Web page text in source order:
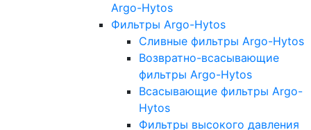
Argo-Hytos
Фильтры Argo-Hytos
Сливные фильтры Argo-Hytos
Возвратно-всасывающие
фильтры Argo-Hytos
Всасывающие фильтры Argo-
Hytos
Фильтры высокого давления